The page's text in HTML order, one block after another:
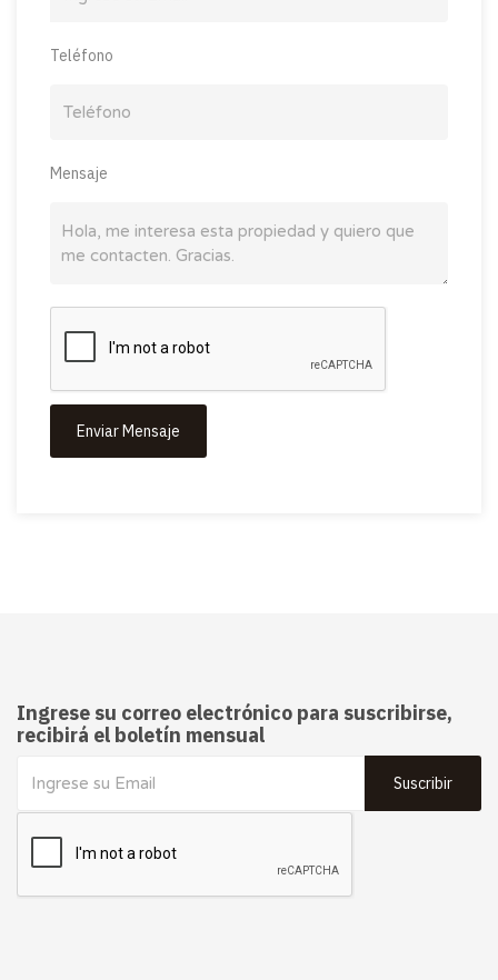
Teléfono
Mensaje
Enviar Mensaje
Ingrese su correo electrónico para suscribirse,
recibirá el boletín mensual
Suscribir